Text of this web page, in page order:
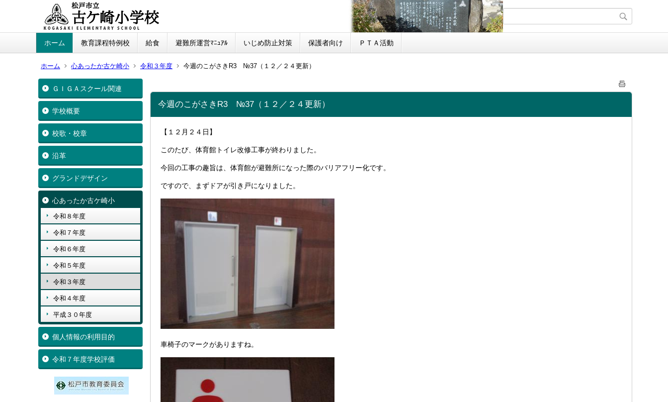
ホーム 教育課程特例校 給食 避難所運営ﾏﾆｭｱﾙ いじめ防止対策 保護者向け ＰＴＡ活動
ホーム 心あったか古ケ崎小 令和３年度 今週のこがさきR3 №37（１２／２４更新）
ＧＩＧＡスクール関連
学校概要
校歌・校章
沿革
グランドデザイン
心あったか古ケ崎小
令和８年度
令和７年度
令和６年度
令和５年度
令和３年度
令和４年度
平成３０年度
個人情報の利用目的
令和７年度学校評価
今週のこがさきR3 №37（１２／２４更新）
【１２月２４日】
このたび、体育館トイレ改修工事が終わりました。
今回の工事の趣旨は、体育館が避難所になった際のバリアフリー化です。
ですので、まずドアが引き戸になりました。
車椅子のマークがありますね。